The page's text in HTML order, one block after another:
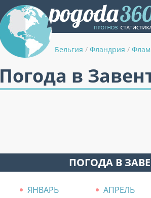
Бельгия / Фландрия /
Погода в
ПОГОДА В
ЯНВАРЬ АПРЕЛЬ